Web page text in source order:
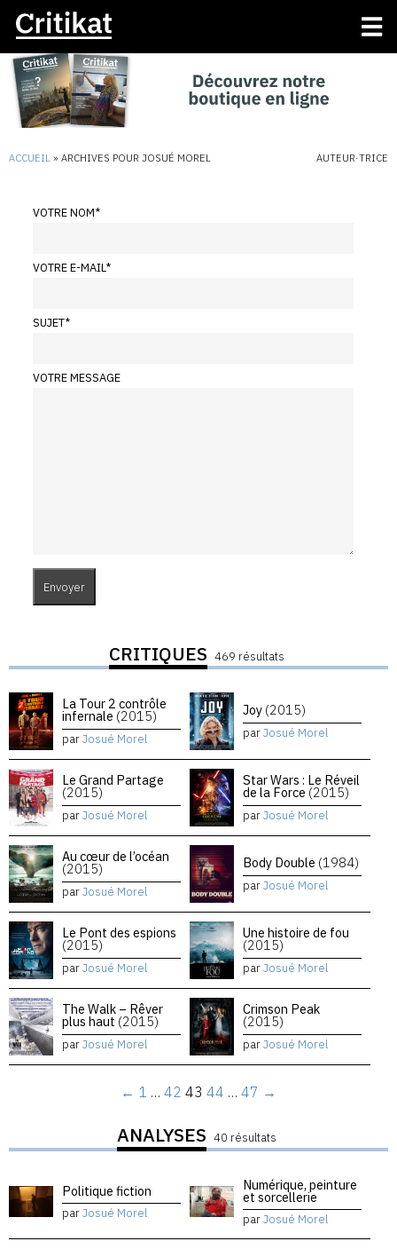
ACCUEIL » ARCHIVES POUR JOSUÉ MOREL AUTEUR·TRICE
VOTRE NOM*
VOTRE E-MAIL*
SUJET*
VOTRE MESSAGE
CRITIQUES 469 résultats
La Tour 2 contrôle
infernale (2015)
parJosué Morel
Joy (2015)
parJosué Morel
Le Grand Partage
(2015)
parJosué Morel
Star Wars : Le Réveil
de la Force (2015)
parJosué Morel
Au cœur de l’océan
(2015)
parJosué Morel
Body Double (1984)
parJosué Morel
Le Pont des espions
(2015)
parJosué Morel
Une histoire de fou
(2015)
parJosué Morel
The Walk – Rêver
plus haut (2015)
parJosué Morel
Crimson Peak
(2015)
parJosué Morel
← 1 … 42 43 44 … 47 →
ANALYSES 40 résultats
Politique fiction
parJosué Morel
Numérique, peinture
et sorcellerie
parJosué Morel